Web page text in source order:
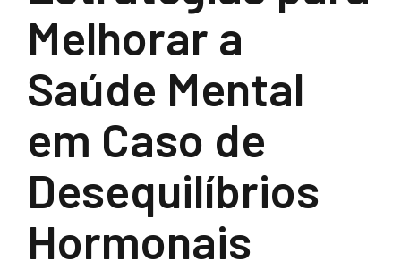
Melhorar a
Saúde Mental
em Caso de
Desequilíbrios
Hormonais